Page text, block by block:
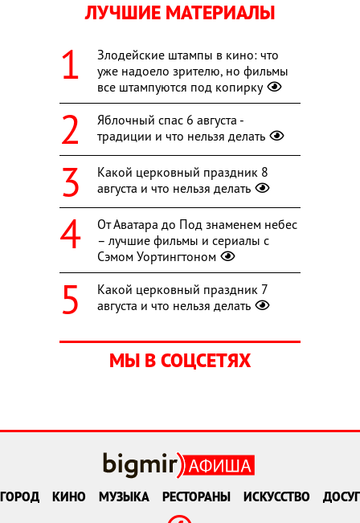
ЛУЧШИЕ МАТЕРИАЛЫ
Злодейские штампы в кино: что
уже надоело зрителю, но фильмы
все штампуются под копирку
Яблочный спас 6 августа -
традиции и что нельзя делать
Какой церковный праздник 8
августа и что нельзя делать
От Аватара до Под знаменем небес
– лучшие фильмы и сериалы с
Сэмом Уортингтоном
Какой церковный праздник 7
августа и что нельзя делать
МЫ В СОЦСЕТЯХ
ГОРОД КИНО МУЗЫКА РЕСТОРАНЫ ИСКУССТВО ДОСУГ